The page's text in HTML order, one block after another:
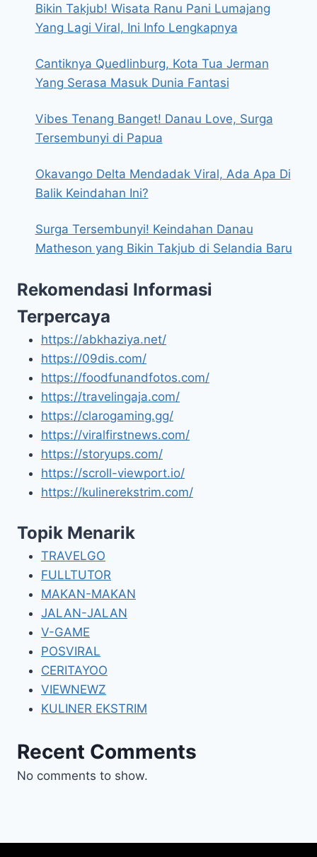
Bikin Takjub! Wisata Ranu Pani Lumajang
Yang Lagi Viral, Ini Info Lengkapnya
Cantiknya Quedlinburg, Kota Tua Jerman
Yang Serasa Masuk Dunia Fantasi
Vibes Tenang Banget! Danau Love, Surga
Tersembunyi di Papua
Okavango Delta Mendadak Viral, Ada Apa Di
Balik Keindahan Ini?
Surga Tersembunyi! Keindahan Danau
Matheson yang Bikin Takjub di Selandia Baru
Rekomendasi Informasi
Terpercaya
https://abkhaziya.net/
https://09dis.com/
https://foodfunandfotos.com/
https://travelingaja.com/
https://clarogaming.gg/
https://viralfirstnews.com/
https://storyups.com/
https://scroll-viewport.io/
https://kulinerekstrim.com/
Topik Menarik
TRAVELGO
FULLTUTOR
MAKAN-MAKAN
JALAN-JALAN
V-GAME
POSVIRAL
CERITAYOO
VIEWNEWZ
KULINER EKSTRIM
Recent Comments
No comments to show.